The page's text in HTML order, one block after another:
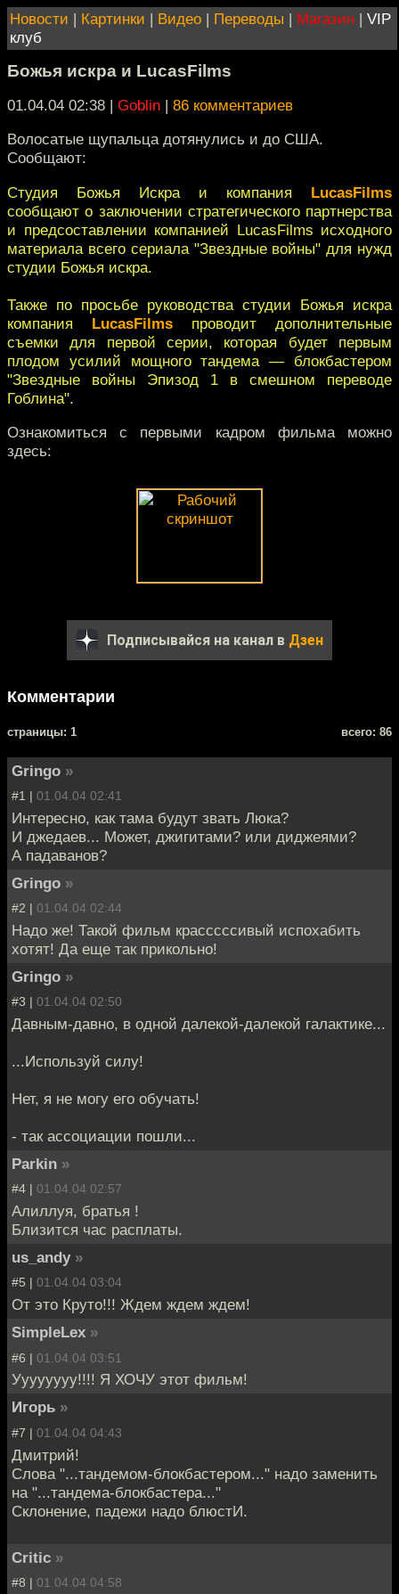
Новости | Картинки | Видео | Переводы | Магазин | VIP
клуб
Божья искра и LucasFilms
01.04.04 02:38 | Goblin | 86 комментариев
Волосатые щупальца дотянулись и до США.
Сообщают:
Студия Божья Искра и компания LucasFilms
сообщают о заключении стратегического партнерства
и предсоставлении компаниeй LucasFilms исходного
материала всего сериала "Звездные войны" для нужд
студии Божья искра.
Также по просьбе руководства студии Божья искра
компания LucasFilms проводит дополнительные
съемки для первой серии, которая будет первым
плодом усилий мощного тандема — блокбастером
"Звездные войны Эпизод 1 в смешном переводе
Гоблина".
Ознакомиться с первыми кадром фильма можно
здесь:
Подписывайся на канал в Дзен
Комментарии
cтраницы: 1 всего: 86
Gringo »
#1 | 01.04.04 02:41
Интересно, как тама будут звать Люка?
И джедаев... Может, джигитами? или диджеями?
А падаванов?
Gringo »
#2 | 01.04.04 02:44
Надо же! Такой фильм красссссивый испохабить
хотят! Да еще так прикольно!
Gringo »
#3 | 01.04.04 02:50
Давным-давно, в одной далекой-далекой галактике...
...Используй силу!
Нет, я не могу его обучать!
- так ассоциации пошли...
Parkin »
#4 | 01.04.04 02:57
Алиллуя, братья !
Близится час расплаты.
us_andy »
#5 | 01.04.04 03:04
От это Круто!!! Ждем ждем ждем!
SimpleLex »
#6 | 01.04.04 03:51
Уууууууу!!!! Я ХОЧУ этот фильм!
Игорь »
#7 | 01.04.04 04:43
Дмитрий!
Слова "...тандемом-блокбастером..." надо заменить
на "...тандема-блокбастера..."
Склонение, падежи надо блюстИ.
Critic »
#8 | 01.04.04 04:58